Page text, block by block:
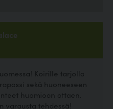
Koirille tarjolla
sekä huoneeseen
huomioon ottaen.
varausta tehdessä!